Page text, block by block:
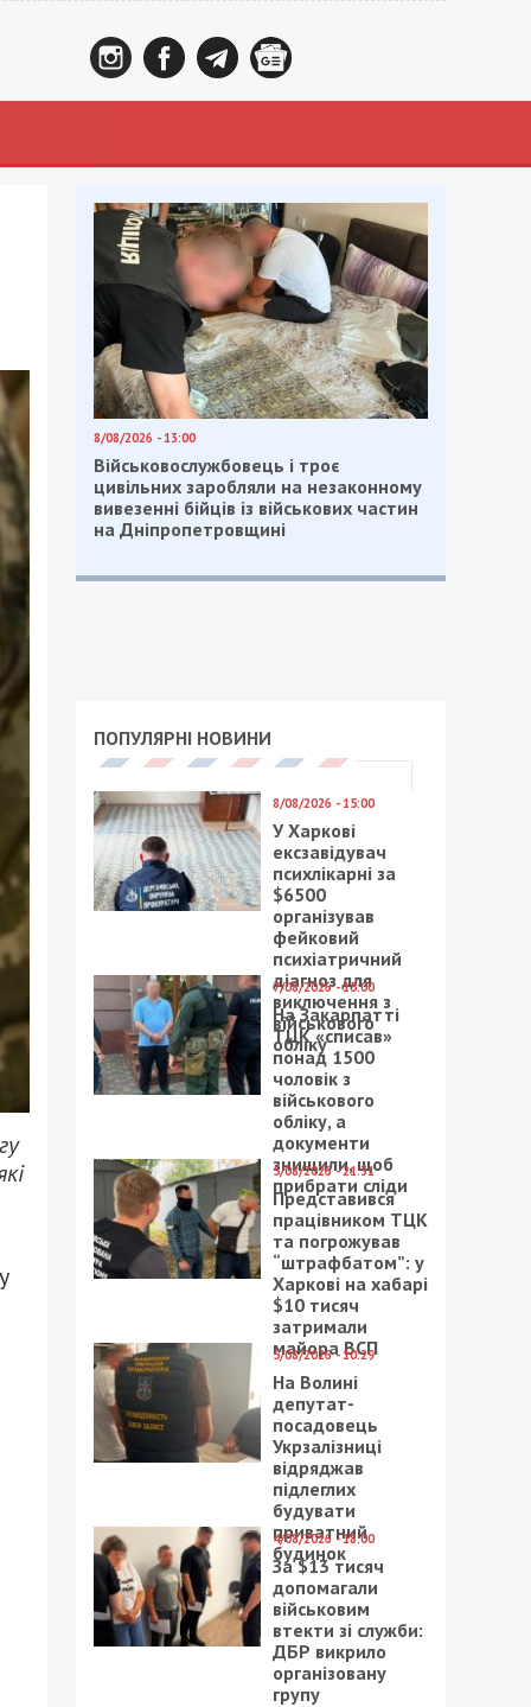
8/08/2026 - 13:00
Військовослужбовець і троє
цивільних заробляли на незаконному
вивезенні бійців із військових частин
на Дніпропетровщині
ПОПУЛЯРНІ НОВИНИ
8/08/2026 - 15:00
У Харкові
ексзавідувач
психлікарні за
$6500
організував
фейковий
психіатричний
діагноз для
виключення з
військового
обліку
7/08/2026 - 15:00
На Закарпатті
ТЦК «списав»
понад 1500
чоловік з
військового
обліку, а
документи
знищили, щоб
прибрати сліди
5/08/2026 - 21:31
Представився
працівником ТЦК
та погрожував
“штрафбатом”: у
Харкові на хабарі
$10 тисяч
затримали
майора ВСП
5/08/2026 - 10:29
На Волині
депутат-
посадовець
Укрзалізниці
відряджав
підлеглих
будувати
приватний
будинок
4/08/2026 - 18:00
За $13 тисяч
допомагали
військовим
втекти зі служби:
ДБР викрило
організовану
групу